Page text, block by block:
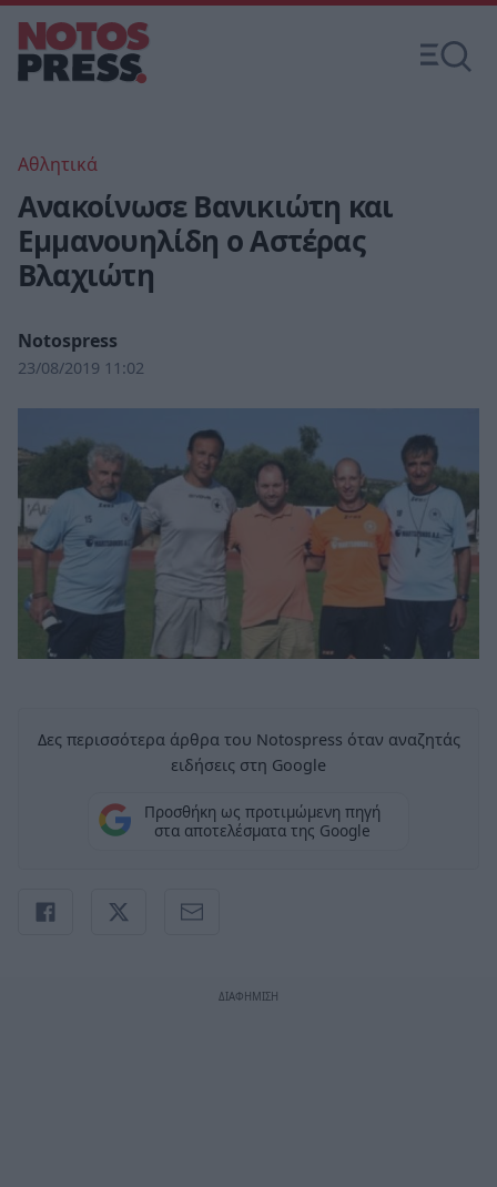
Αθλητικά
Ανακοίνωσε Βανικιώτη και
Εμμανουηλίδη ο Αστέρας
Βλαχιώτη
Notospress
23/08/2019 11:02
Δες περισσότερα άρθρα του Notospress όταν αναζητάς
ειδήσεις στη Google
Προσθήκη ως προτιμώμενη πηγή
στα αποτελέσματα της Google